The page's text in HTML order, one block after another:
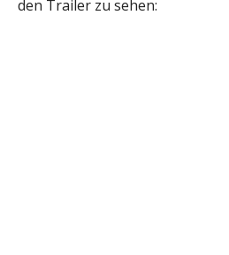
den Trailer zu sehen: